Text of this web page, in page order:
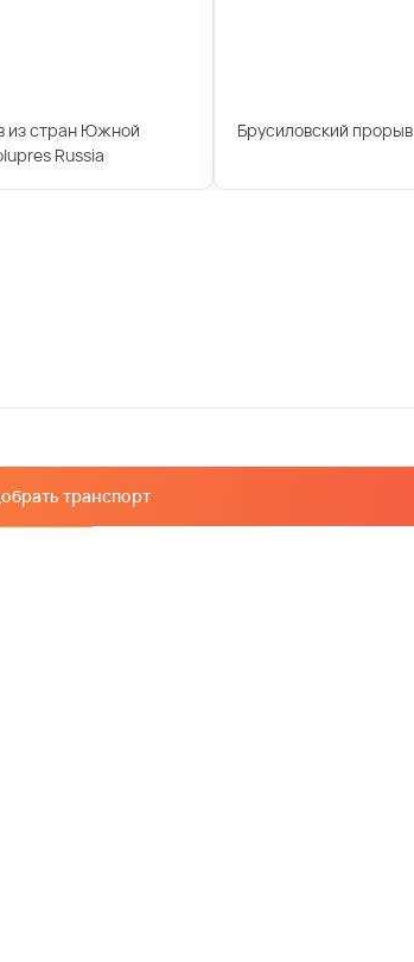
из стран Южной
Russia
Брусиловский прорыв
транспорт